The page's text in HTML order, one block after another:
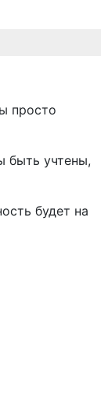
просто
быть учтены,
будет на